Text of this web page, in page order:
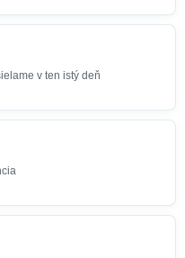
v ten istý deň